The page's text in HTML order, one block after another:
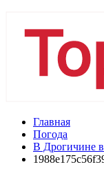
Главная
Погода
В Дрогичине в